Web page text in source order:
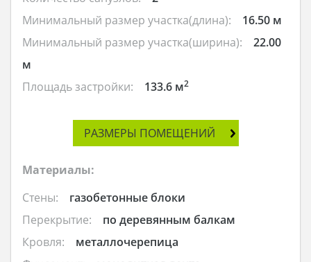
Минимальный размер участка(длина):
16.50 м
Минимальный размер участка(ширина):
22.00
м
Площадь застройки:
133.6 м2
РАЗМЕРЫ ПОМЕЩЕНИЙ
Материалы:
Стены:
газобетонные блоки
Перекрытие:
по деревянным балкам
Кровля:
металлочерепица